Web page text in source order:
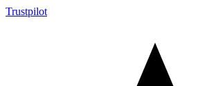
Trustpilot